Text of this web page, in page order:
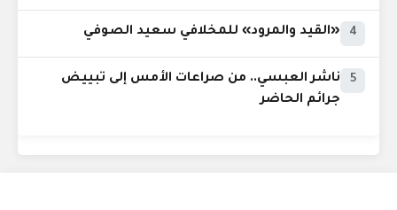
4 «القيد والمرود» للمخلافي سعيد الصوفي
5
ناشر العبسي.. من صراعات الأمس إلى تبييض
جرائم الحاضر